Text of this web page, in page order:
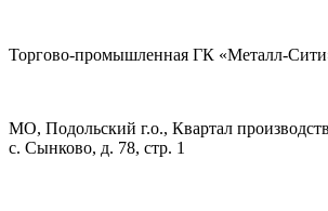
Торгово-промышленная ГК «Металл-
МО, Подольский г.о., Квартал
с. Сынково, д. 78, стр. 1